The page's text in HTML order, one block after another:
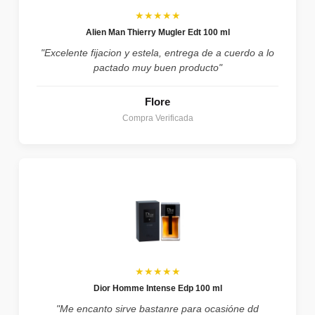
★★★★★
Alien Man Thierry Mugler Edt 100 ml
"Excelente fijacion y estela, entrega de a cuerdo a lo
pactado muy buen producto"
Flore
Compra Verificada
★★★★★
Dior Homme Intense Edp 100 ml
"Me encanto sirve bastanre para ocasióne dd